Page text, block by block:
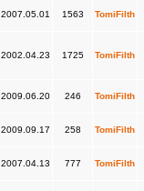
2007.05.01 1563 TomiFilth
2002.04.23 1725 TomiFilth
2009.06.20 246 TomiFilth
2009.09.17 258 TomiFilth
2007.04.13 777 TomiFilth